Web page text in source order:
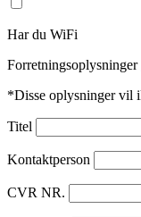
Har du WiFi
Forretningsoplysninger
*Disse oplysninger vil
Titel
Kontaktperson
CVR NR.